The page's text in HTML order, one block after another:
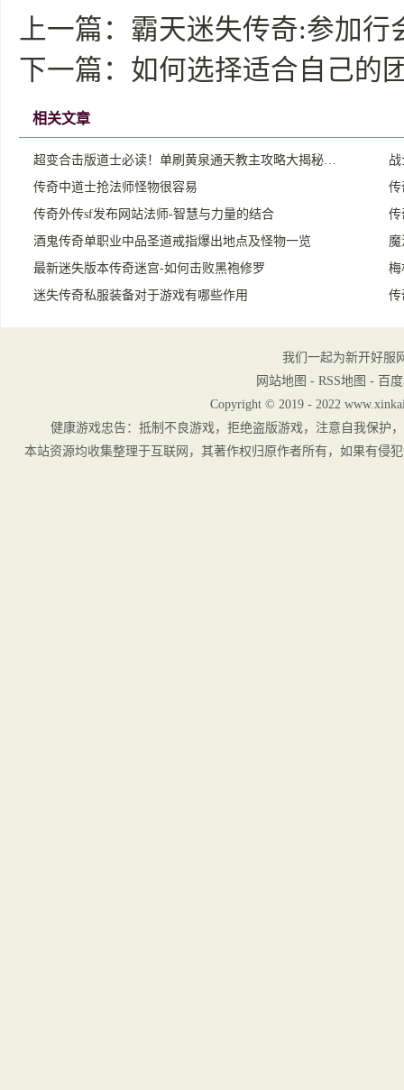
上一篇： 霸天迷失传奇:参加行
下一篇： 如何选择适合自己的
相关文章
超变合击版道士必读！单刷黄泉通天教主攻略大揭秘…
传奇中道士抢法师怪物很容易
传
传奇外传sf发布网站法师-智慧与力量的结合
传
酒鬼传奇单职业中品圣道戒指爆出地点及怪物一览
最新迷失版本传奇迷宫-如何击败黑袍修罗
梅
迷失传奇私服装备对于游戏有哪些作用
传
我们一起为新开好服
网站地图 - RSS地图 - 百
Copyright © 2019 - 2022
健康游戏忠告：抵制不良游戏，拒绝盗版游戏，注意自我保护
本站资源均收集整理于互联网，其著作权归原作者所有，如果有侵